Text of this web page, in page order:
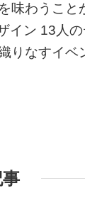
味わうこ
イン 13人
なすイベ